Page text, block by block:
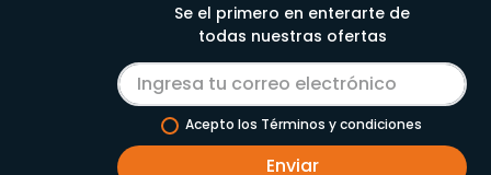
Se el primero en enterarte de
todas nuestras ofertas
Acepto los Términos y condiciones
Enviar